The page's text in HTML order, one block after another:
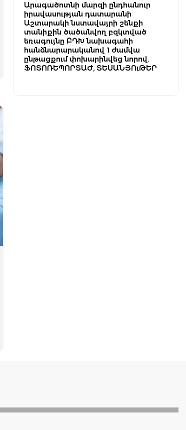
Արագածոտնի մարզի ընդհանուր
իրավասության դատարանի
Աշտարակի նստավայրի շենքի
տանիքին ծածանվող բզկտված
եռագույնը ԲԴԽ նախագահի
հանձնարարականով 1 ժամվա
ընթացքում փոխարինվեց նորով.
ՖՈՏՈՌԵՊՈՐՏԱԺ, ՏԵՍԱՆՅՈւԹԵՐ